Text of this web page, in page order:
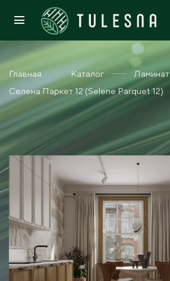
Главная Каталог
Ламинат
Селена Паркет 12 (Selene Parquet 12)